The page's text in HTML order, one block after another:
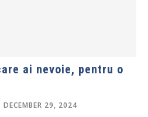
ai nevoie, pentru o
DECEMBER 29, 2024